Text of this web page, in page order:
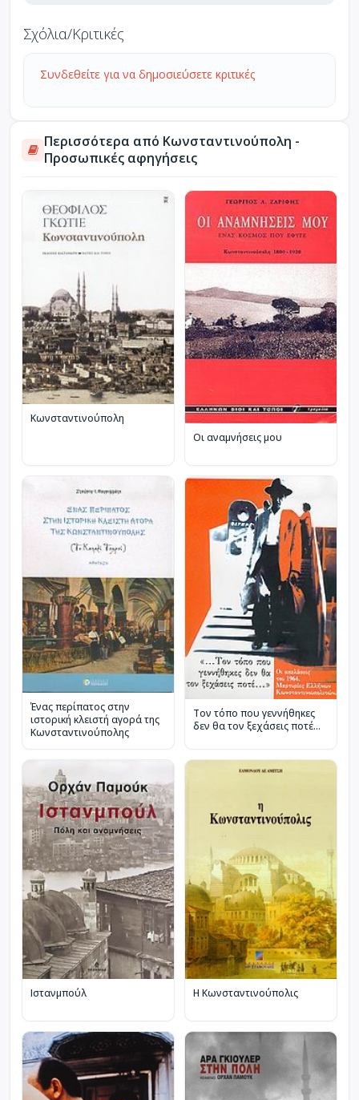
Σχόλια/Κριτικές
Συνδεθείτε για να δημοσιεύσετε κριτικές
Περισσότερα από Κωνσταντινούπολη -
Προσωπικές αφηγήσεις
Κωνσταντινούπολη
Οι αναμνήσεις μου
Ένας περίπατος στην
ιστορική κλειστή αγορά της
Κωνσταντινούπολης
Τον τόπο που γεννήθηκες
δεν θα τον ξεχάσεις ποτέ...
Ιστανμπούλ Η Κωνσταντινούπολις